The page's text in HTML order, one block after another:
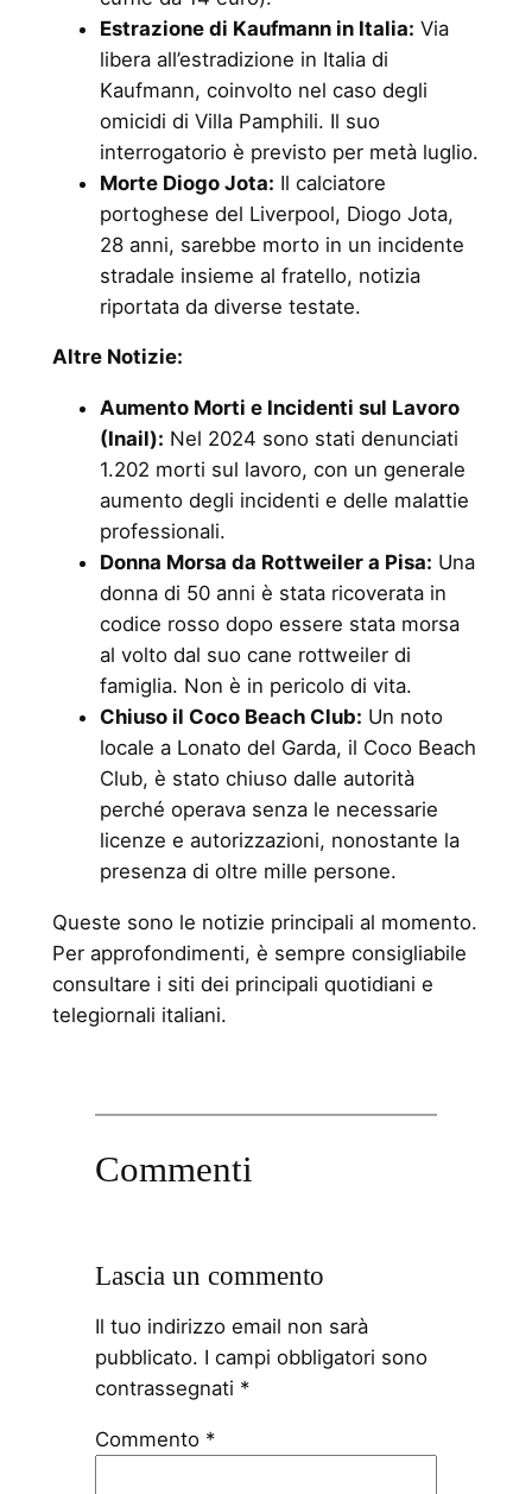
Estrazione di Kaufmann in Italia: Via
libera all’estradizione in Italia di
Kaufmann, coinvolto nel caso degli
omicidi di Villa Pamphili. Il suo
interrogatorio è previsto per metà luglio.
Morte Diogo Jota: Il calciatore
portoghese del Liverpool, Diogo Jota,
28 anni, sarebbe morto in un incidente
stradale insieme al fratello, notizia
riportata da diverse testate.
Altre Notizie:
Aumento Morti e Incidenti sul Lavoro
(Inail): Nel 2024 sono stati denunciati
1.202 morti sul lavoro, con un generale
aumento degli incidenti e delle malattie
professionali.
Donna Morsa da Rottweiler a Pisa: Una
donna di 50 anni è stata ricoverata in
codice rosso dopo essere stata morsa
al volto dal suo cane rottweiler di
famiglia. Non è in pericolo di vita.
Chiuso il Coco Beach Club: Un noto
locale a Lonato del Garda, il Coco Beach
Club, è stato chiuso dalle autorità
perché operava senza le necessarie
licenze e autorizzazioni, nonostante la
presenza di oltre mille persone.
Queste sono le notizie principali al momento.
Per approfondimenti, è sempre consigliabile
consultare i siti dei principali quotidiani e
telegiornali italiani.
Commenti
Lascia un commento
Il tuo indirizzo email non sarà
pubblicato. I campi obbligatori sono
contrassegnati *
Commento *